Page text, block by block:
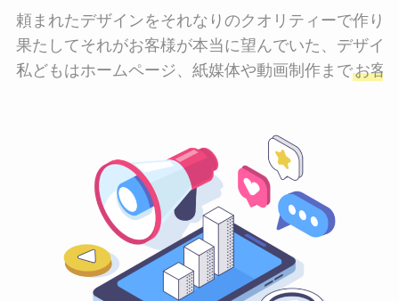
頼まれたデザインをそれなりのクオリティーで作り
果たしてそれがお客様が本当に望んでいた、デザイ
私どもはホームページ、紙媒体や動画制作までお客